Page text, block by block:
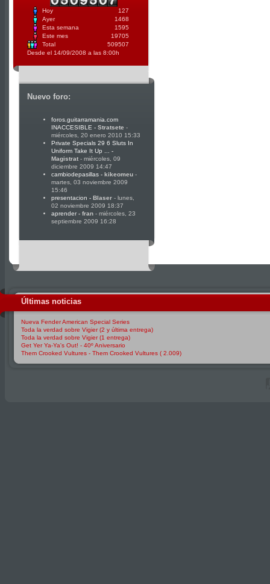
Hoy
127
Ayer
1468
Esta semana
1595
Este mes
19705
Total
509507
Desde el 14/09/2008 a las 8:00h
Nuevo foro:
foros.guitarramania.com
INACCESIBLE - Stratsete -
miércoles, 20 enero 2010 15:33
Private Specials 29 6 Sluts In
Uniform Take It Up ... -
Magistrat - miércoles, 09
diciembre 2009 14:47
cambiodepasillas - kikeomeu -
martes, 03 noviembre 2009
15:46
presentacion - Blaser - lunes,
02 noviembre 2009 18:37
aprender- fran - miércoles, 23
septiembre 2009 16:28
Últimas noticias
Nueva Fender American Special Series
Toda la verdad sobre Vigier (2 y última entrega)
Toda la verdad sobre Vigier (1 entrega)
Get Yer Ya-Ya's Out! - 40º Aniversario
Them Crooked Vultures - Them Crooked Vultures ( 2.009)